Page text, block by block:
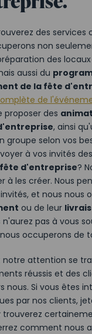
des services
non
des
aussi du
de la fête
de
proposer des
, ainsi
groupe selon vos
à vos invités des
d'entreprise?
à les créer. Nous
et nous nous
ou de leur
pas à vous
occuperons de
attention se
réussis et des
nous. Si vous êtes
par nos clients,
trouverez
comment nous